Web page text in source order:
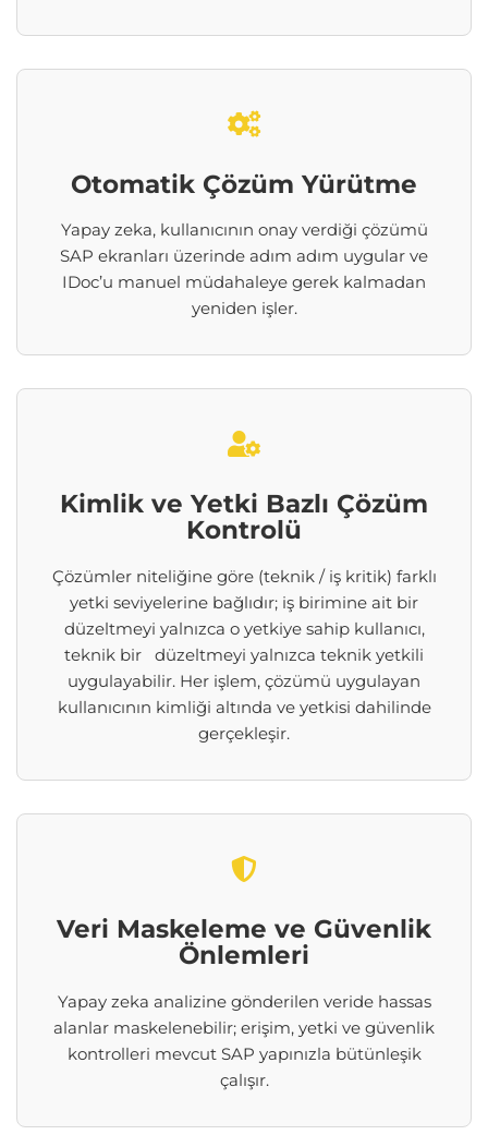
Otomatik Çözüm Yürütme
Yapay zeka, kullanıcının onay verdiği çözümü
SAP ekranları üzerinde adım adım uygular ve
IDoc’u manuel müdahaleye gerek kalmadan
yeniden işler.
Kimlik ve Yetki Bazlı Çözüm
Kontrolü
Çözümler niteliğine göre (teknik / iş kritik) farklı
yetki seviyelerine bağlıdır; iş birimine ait bir
düzeltmeyi yalnızca o yetkiye sahip kullanıcı,
teknik bir düzeltmeyi yalnızca teknik yetkili
uygulayabilir. Her işlem, çözümü uygulayan
kullanıcının kimliği altında ve yetkisi dahilinde
gerçekleşir.
Veri Maskeleme ve Güvenlik
Önlemleri
Yapay zeka analizine gönderilen veride hassas
alanlar maskelenebilir; erişim, yetki ve güvenlik
kontrolleri mevcut SAP yapınızla bütünleşik
çalışır.